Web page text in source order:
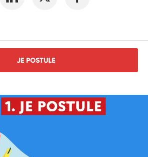
JE POSTULE